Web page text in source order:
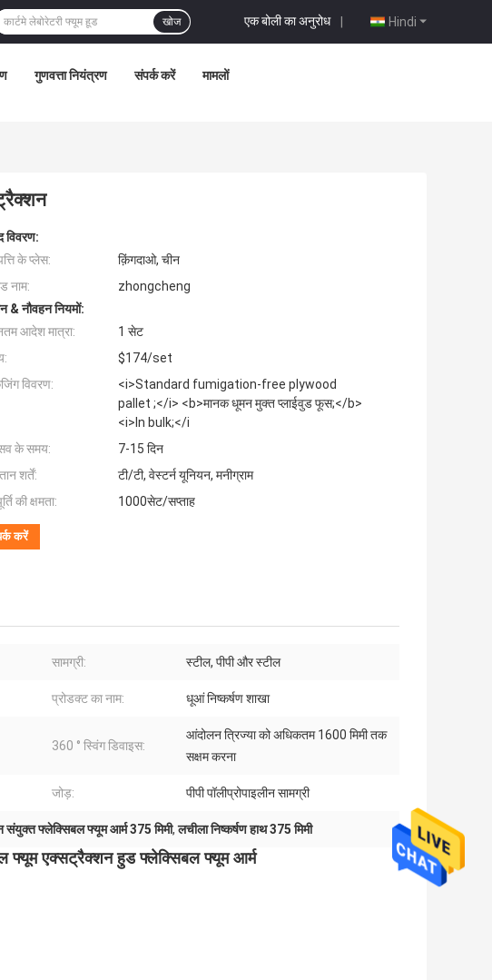
Hindi
एक बोली का अनुरोध |
खोज
गुणवत्ता नियंत्रण संपर्क करें मामलों
विवरण:
के प्लेस:
क़िंगदाओ, चीन
नाम:
zhongcheng
& नौवहन नियमों:
आदेश मात्रा:
1 सेट
$174/set
विवरण:
<i>Standard fumigation-free plywood
pallet ;</i> <b>मानक धूमन मुक्त प्लाईवुड फूस;</b>
<i>In bulk;</i
के समय:
7-15 दिन
शर्तें:
टी/टी, वेस्टर्न यूनियन, मनीग्राम
की क्षमता:
1000सेट/सप्ताह
करें
सामग्री: स्टील, पीपी और स्टील
प्रोडक्ट का नाम: धूआं निष्कर्षण शाखा
360 ° स्विंग डिवाइस:
आंदोलन त्रिज्या को अधिकतम 1600 मिमी तक
सक्षम करना
जोड़: पीपी पॉलीप्रोपाइलीन सामग्री
संयुक्त फ्लेक्सिबल फ्यूम आर्म 375 मिमी,लचीला निष्कर्षण हाथ 375 मिमी
फ्यूम एक्सट्रैक्शन हुड फ्लेक्सिबल फ्यूम आर्म